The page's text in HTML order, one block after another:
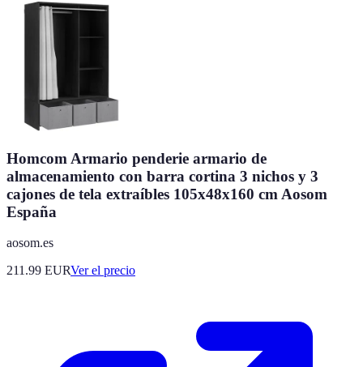
Homcom Armario penderie armario de
almacenamiento con barra cortina 3 nichos y 3
cajones de tela extraíbles 105x48x160 cm Aosom
España
aosom.es
211.99 EURVer el precio